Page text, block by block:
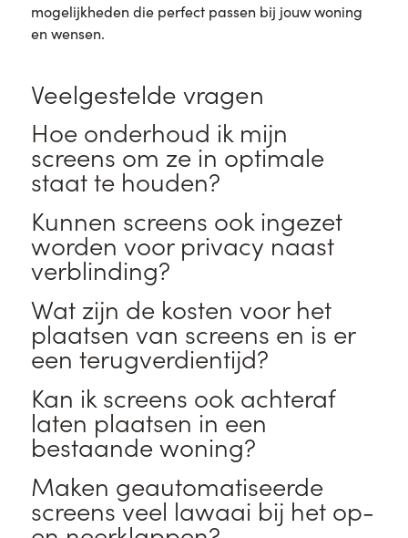
mogelijkheden die perfect passen bij jouw woning
en wensen.
Veelgestelde vragen
Hoe onderhoud ik mijn
screens om ze in optimale
staat te houden?
Kunnen screens ook ingezet
worden voor privacy naast
verblinding?
Wat zijn de kosten voor het
plaatsen van screens en is er
een terugverdientijd?
Kan ik screens ook achteraf
laten plaatsen in een
bestaande woning?
Maken geautomatiseerde
screens veel lawaai bij het op-